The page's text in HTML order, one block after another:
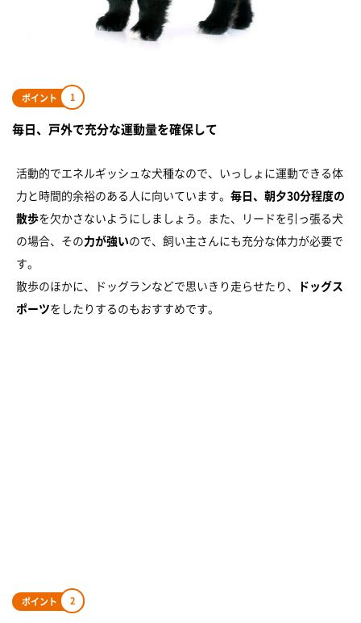
ポイント 1
毎日、戸外で充分な運動量を確保して
活動的でエネルギッシュな犬種なので、いっしょに運動できる体
力と時間的余裕のある人に向いています。 毎日、朝夕30分程度の
散歩を欠かさないようにしましょう。また、リードを引っ張る犬
の場合、その力が強いので、飼い主さんにも充分な体力が必要で
す。
散歩のほかに、ドッグランなどで思いきり走らせたり、
ドッグス
ポーツをしたりするのもおすすめです。
ポイント 2